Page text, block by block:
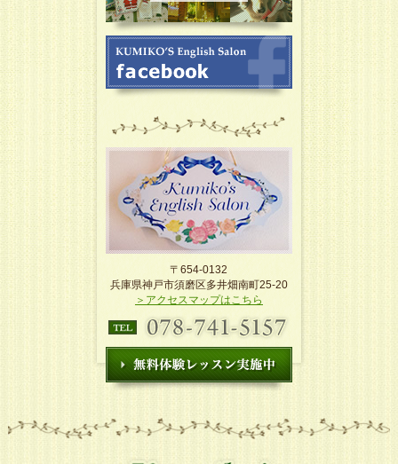
〒654-0132
兵庫県神戸市須磨区多井畑南町25-20
＞アクセスマップはこちら